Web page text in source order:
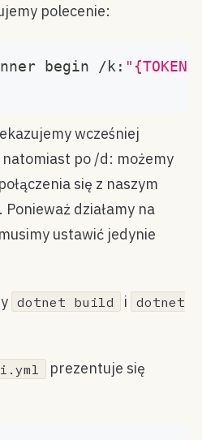
polecenie:
begin /k:
wcześniej
po /d: możemy
się z naszym
działamy na
ustawić jedynie
dotnet build i dotnet
prezentuje się